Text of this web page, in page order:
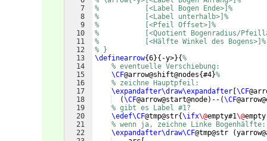
7
8
9
10
11
12
13
14
15
16
17
18
19
20
21
22
%           [<Label Bogen Ende>]%
%           [<Label unterhalb>]%
%           [<Pfeil Offset>]%
%           [<Quotient Bogenradius/
%           [<Hälfte Winkel des
% }
\definearrow{6}{ -y>}{%
% eventuelle Verschiebung:
\CF@arrow@shift@nodes{#4}%
% zeichne Hauptpfeil:
\expandafter\draw\expandafter \CF
(\CF@arrow@start@node) -- (\CF
% gibt es Label #1?
\edef\CF@tmp@str{\ifx\@empty#1\@empty
% wenn ja, zeichne Linke Bogenhälfte:
\expandafter\draw\CF@tmp@str (